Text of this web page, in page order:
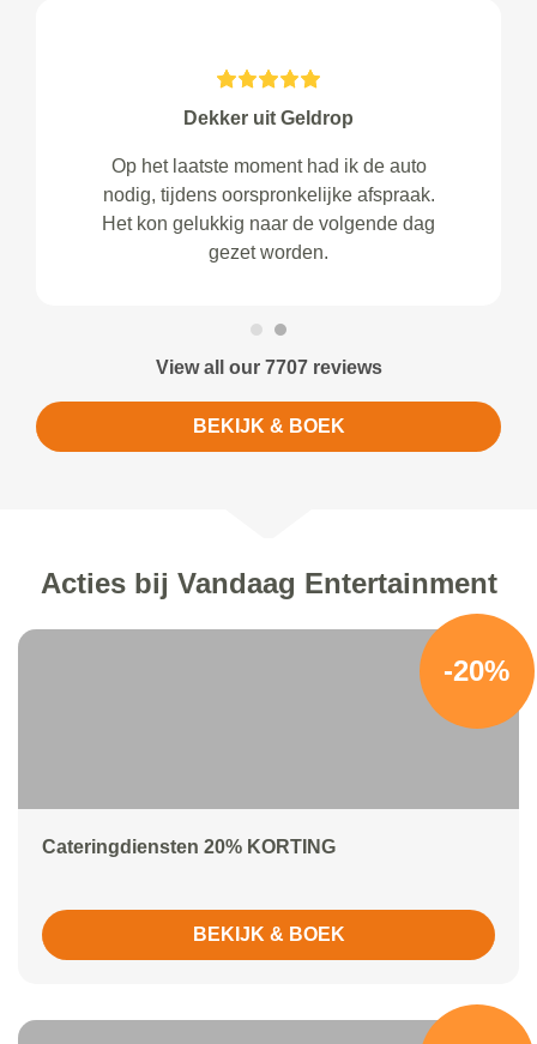
Dekker uit Geldrop
Op het laatste moment had ik de auto
nodig, tijdens oorspronkelijke afspraak.
Het kon gelukkig naar de volgende dag
gezet worden.
View all our 7707 reviews
BEKIJK & BOEK
Acties bij Vandaag Entertainment
-20%
Cateringdiensten 20% KORTING
BEKIJK & BOEK